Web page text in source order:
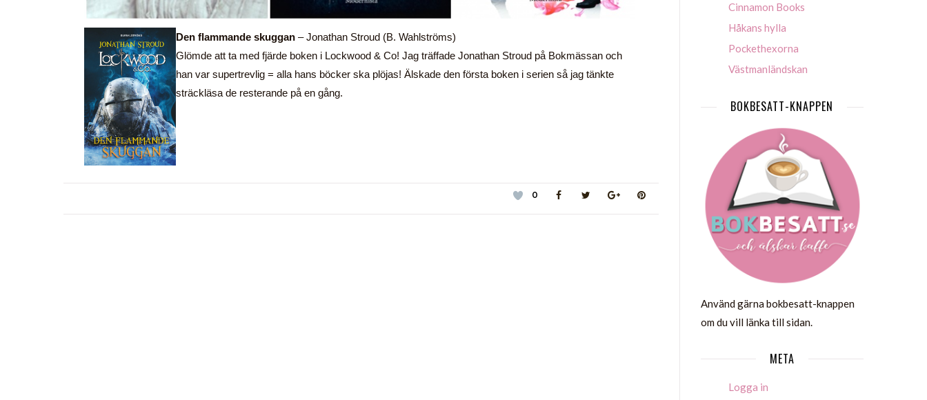
Den flammande skuggan – Jonathan Stroud (B. Wahlströms)
Glömde att ta med fjärde boken i Lockwood & Co! Jag träffade Jonathan Stroud på Bokmässan och
han var supertrevlig = alla hans böcker ska plöjas! Älskade den första boken i serien så jag tänkte
sträckläsa de resterande på en gång.
0
Cinnamon Books
Håkans hylla
Pockethexorna
Västmanländskan
BOKBESATT-KNAPPEN
Använd gärna bokbesatt-knappen
om du vill länka till sidan.
META
Logga in